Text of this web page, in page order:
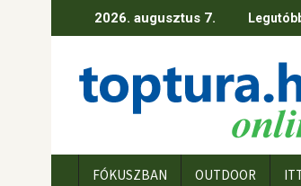
2026. augusztus 7.
FÓKUSZBAN OUTDOOR